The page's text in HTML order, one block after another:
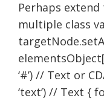
Perhaps
multiple class
‘#’) // Text or
‘text’) // Text {